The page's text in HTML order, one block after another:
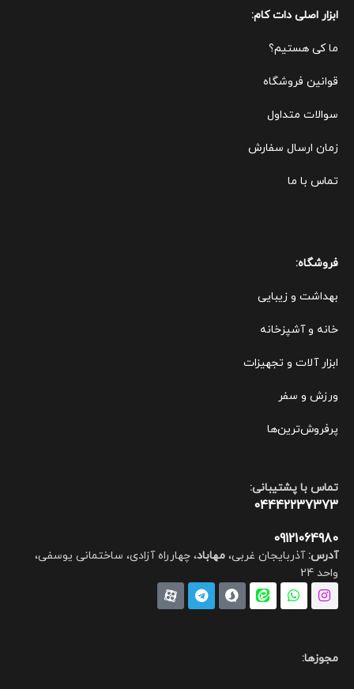
ابزار اصلی دات کام:
ما کی هستیم؟
قوانین فروشگاه
سوالات متداول
زمان ارسال سفارش
تماس با ما
فروشگاه:
بهداشت و زیبایی
خانه و آشپزخانه
ابزار آلات و تجهیزات
ورزش و سفر
پرفروش‌ترین‌ها
تماس با پشتیبانی:
04442237373
09121064980
آدرس: آذربایجان غربی،مهاباد، چهارراه آزادی، ساختمانی یوسفی،
واحد 24
مجوزها: